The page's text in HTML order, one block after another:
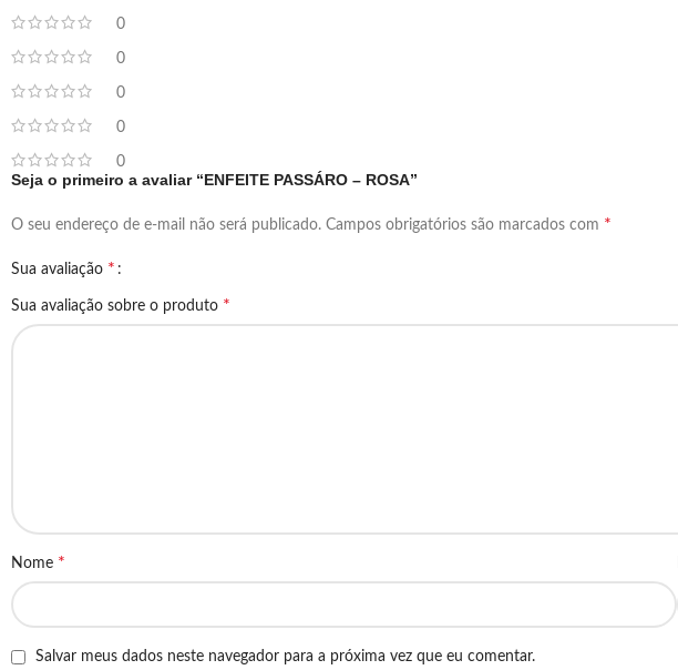
0
0
0
0
0
Seja o primeiro a avaliar “ENFEITE PASSÁRO – ROSA”
O seu endereço de e-mail não será publicado. Campos obrigatórios são marcados com *
Sua avaliação *
Sua avaliação sobre o produto *
Nome *
Salvar meus dados neste navegador para a próxima vez que eu comentar.